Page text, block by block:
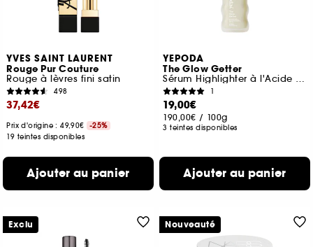
YVES SAINT LAURENT
Rouge Pur Couture
Rouge à lèvres fini satin
498
37,42€
Prix d'origine : 49,90€
-25%
19 teintes disponibles
Ajouter au panier
YEPODA
The Glow Getter
Sérum Highlighter à l'Acide Polyglutamique Boosteur d'Éclat
1
19,00€
190,00€ / 100g
3 teintes disponibles
Ajouter au panier
Exclu Nouveauté